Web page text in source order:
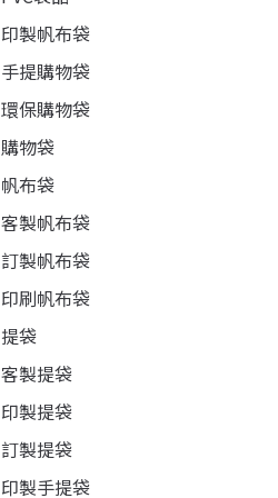
印製帆布袋
手提購物袋
環保購物袋
購物袋
帆布袋
客製帆布袋
訂製帆布袋
印刷帆布袋
提袋
客製提袋
印製提袋
訂製提袋
印製手提袋